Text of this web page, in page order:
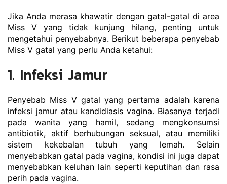
Jika Anda merasa khawatir dengan gatal-gatal di area
Miss V yang tidak kunjung hilang, penting untuk
mengetahui penyebabnya. Berikut beberapa penyebab
Miss V gatal yang perlu Anda ketahui:
1. Infeksi Jamur
Penyebab Miss V gatal yang pertama adalah karena
infeksi jamur atau kandidiasis vagina. Biasanya terjadi
pada wanita yang hamil, sedang mengkonsumsi
antibiotik, aktif berhubungan seksual, atau memiliki
sistem kekebalan tubuh yang lemah. Selain
menyebabkan gatal pada vagina, kondisi ini juga dapat
menyebabkan keluhan lain seperti keputihan dan rasa
perih pada vagina.